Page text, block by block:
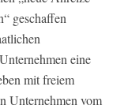
geschaffen
eine
mit freiem
Unternehmen vom